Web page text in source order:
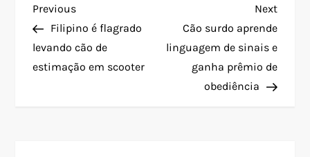
N
a
v
Previous
Post
Previous
Filipino é flagrado
levando cão de
estimação em scooter
Next
Post
Next
Cão surdo aprende
linguagem de sinais e
ganha prêmio de
obediência